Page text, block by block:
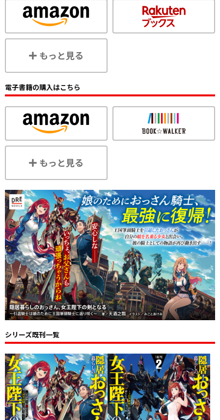
もっと見る
電子書籍の購入はこちら
もっと見る
シリーズ既刊一覧